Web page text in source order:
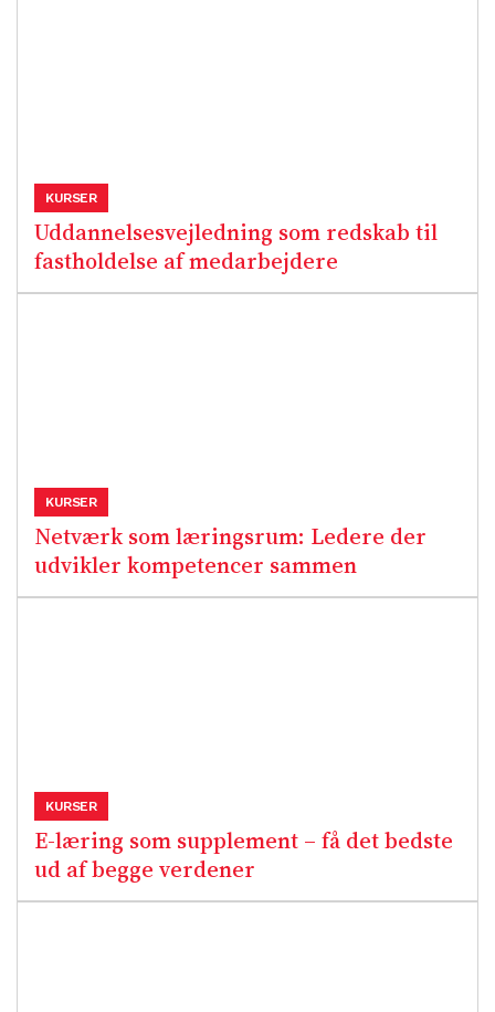
Uddannelsesvejledning som redskab til
fastholdelse af medarbejdere
KURSER
Netværk som læringsrum: Ledere der
udvikler kompetencer sammen
KURSER
E-læring som supplement – få det bedste
ud af begge verdener
KURSER